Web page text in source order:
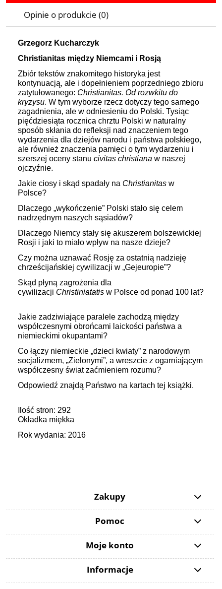
Opinie o produkcie (0)
Grzegorz Kucharczyk
Christianitas między Niemcami i Rosją
Zbiór tekstów znakomitego historyka jest
kontynuacją, ale i dopełnieniem poprzedniego zbioru
zatytułowanego: Christianitas. Od rozwkitu do
kryzysu. W tym wyborze rzecz dotyczy tego samego
zagadnienia, ale w odniesieniu do Polski. Tysiąc
pięćdziesiąta rocznica chrztu Polski w naturalny
sposób skłania do refleksji nad znaczeniem tego
wydarzenia dla dziejów narodu i państwa polskiego,
ale również znaczenia pamięci o tym wydarzeniu i
szerszej oceny stanu civitas christiana w naszej
ojczyźnie.
Jakie ciosy i skąd spadały na Christianitas w
Polsce?
Dlaczego „wykończenie” Polski stało się celem
nadrzędnym naszych sąsiadów?
Dlaczego Niemcy stały się akuszerem bolszewickiej
Rosji i jaki to miało wpływ na nasze dzieje?
Czy można uznawać Rosję za ostatnią nadzieję
chrześcijańskiej cywilizacji w „Gejeuropie”?
Skąd płyną zagrożenia dla
cywilizacji Christiniatatis w Polsce od ponad 100 lat?
Jakie zadziwiające paralele zachodzą między
współczesnymi obrońcami laickości państwa a
niemieckimi okupantami?
Co łączy niemieckie „dzieci kwiaty” z narodowym
socjalizmem, „Zielonymi”, a wreszcie z ogarniającym
współczesny świat zaćmieniem rozumu?
Odpowiedź znajdą Państwo na kartach tej książki.
Ilość stron: 292
Okładka miękka
Rok wydania: 2016
Zakupy
Pomoc
Moje konto
Informacje